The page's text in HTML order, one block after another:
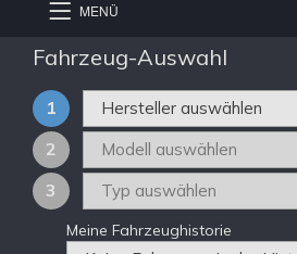
MENÜ
Fahrzeug-Auswahl
1
2
3
Meine Fahrzeughistorie